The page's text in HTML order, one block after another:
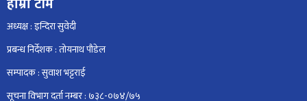
अध्यक्ष : इन्दिरा सुवेदी
प्रबन्ध निर्देशक : तोयनाथ पौडेल
सम्पादक : सुवाश भट्टराई
सूचना विभाग दर्ता नम्बर : ७३८-०७४/७५